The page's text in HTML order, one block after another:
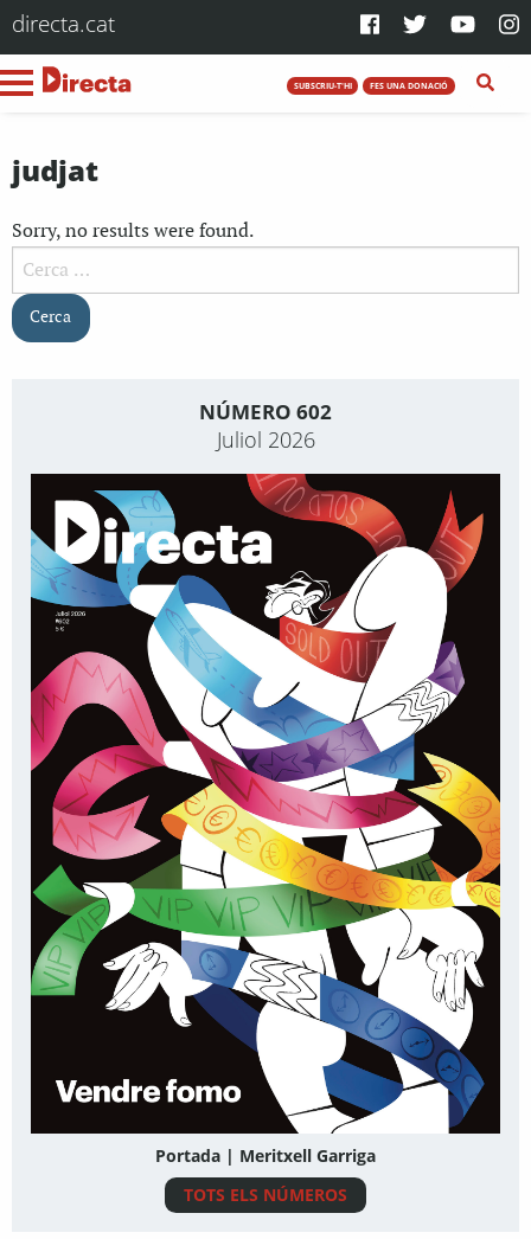
directa.cat
SUBSCRIU-T'HI FES UNA DONACIÓ
judjat
Sorry, no results were found.
Cerca:
NÚMERO 602
Juliol 2026
Portada | Meritxell Garriga
TOTS ELS NÚMEROS